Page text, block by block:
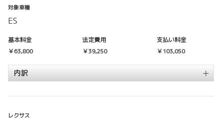
対象車種
ES
基本料金
￥63,800
法定費用
￥39,250
支払い料金
￥103,050
内訳
レクサス